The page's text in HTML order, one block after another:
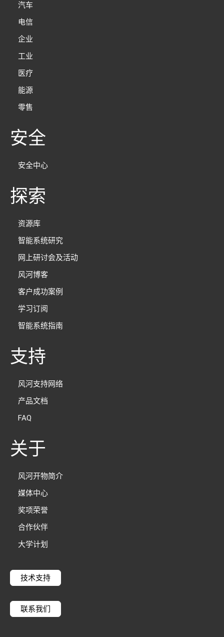
汽车
电信
企业
工业
医疗
能源
零售
安全
安全中心
探索
资源库
智能系统研究
网上研讨会及活动
风河博客
客户成功案例
学习订阅
智能系统指南
支持
风河支持网络
产品文档
FAQ
关于
风河开物简介
媒体中心
奖项荣誉
合作伙伴
大学计划
技术支持
联系我们